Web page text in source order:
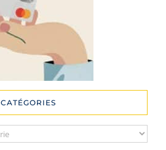
CATÉGORIES